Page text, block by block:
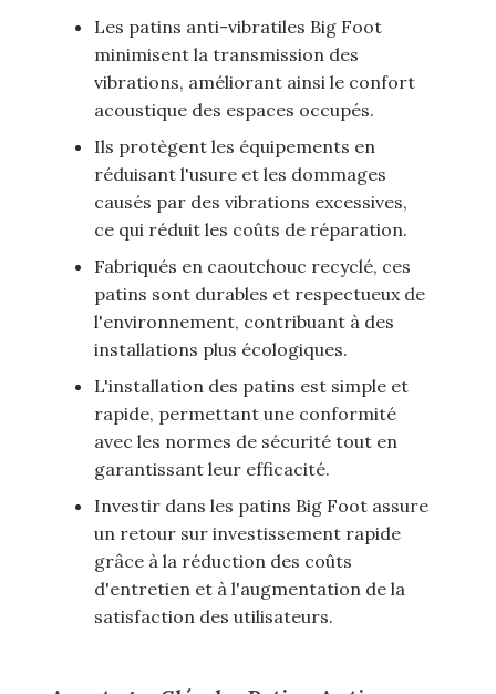
Les patins anti-vibratiles Big Foot
minimisent la transmission des
vibrations, améliorant ainsi le confort
acoustique des espaces occupés.
Ils protègent les équipements en
réduisant l'usure et les dommages
causés par des vibrations excessives,
ce qui réduit les coûts de réparation.
Fabriqués en caoutchouc recyclé, ces
patins sont durables et respectueux de
l'environnement, contribuant à des
installations plus écologiques.
L'installation des patins est simple et
rapide, permettant une conformité
avec les normes de sécurité tout en
garantissant leur efficacité.
Investir dans les patins Big Foot assure
un retour sur investissement rapide
grâce à la réduction des coûts
d'entretien et à l'augmentation de la
satisfaction des utilisateurs.